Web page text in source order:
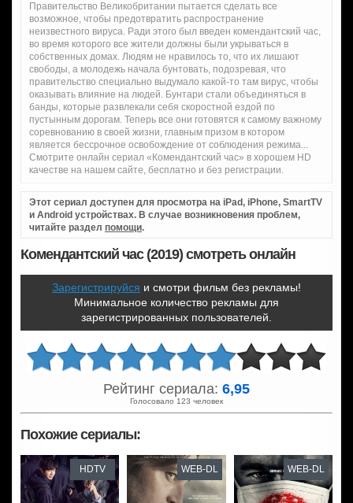
Правительство Великобритании пытается сделать все
возможное, чтобы предотвратить распространение
неизвестного вируса. Ради этого был введен комендантский час,
во время которого все жители должны были укрываться в
собственных домах. Людям не нравилось то, что их лишают
свободы, а молодежь начала бунтовать, подозревая, что
правительство специально выдумало какой-то там вирус, чтобы
оказывать влияние на людей. Бунтари стали объединяться в
банды, которые развлекали себя скоростной ездой по
пустынным дорогам. Теперь все они готовятся к самому важному
соревнованию в своей жизни, главным призом в котором
является бессрочное освобождение от соблюдения режима...
Смотрите онлайн сериал «Комендантский час» в хорошем HD
качестве на нашем сайте, бесплатно и без регистрации.
Этот сериал доступен для просмотра на iPad, iPhone, SmartTV
и Android устройствах. В случае возникновения проблем,
читайте раздел помощи.
Комендантский час (2019) смотреть онлайн
Зарегистрируйся и смотри фильм без рекламы!
Минимальное количество рекламы для
зарегистрированных пользователей.
Рейтинг сериала: 6,95
Голосовало 123 человек
Похожие сериалы:
HDTV WEB-DL WEB-DL